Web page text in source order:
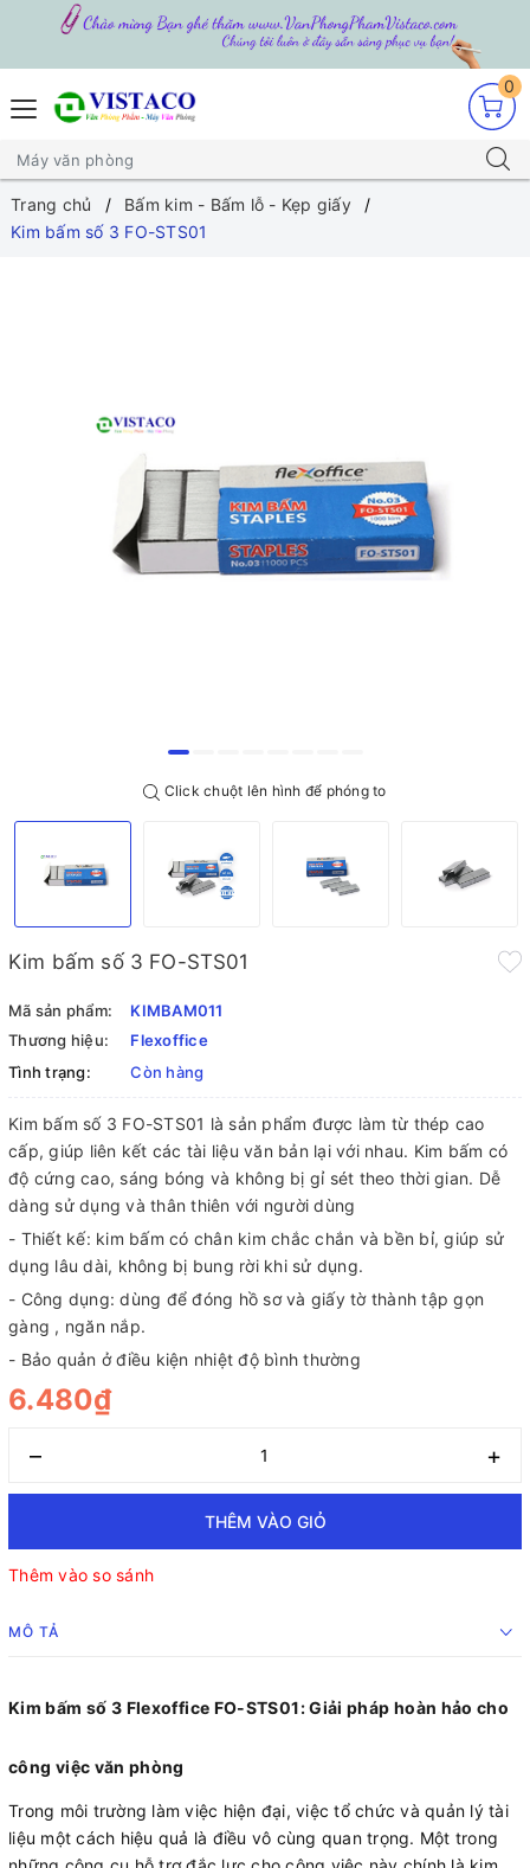
0
Trang chủ
Bấm kim - Bấm lỗ - Kẹp giấy
Kim bấm số 3 FO-STS01
Click chuột lên hình để phóng to
Kim bấm số 3 FO-STS01
Mã sản phẩm:
KIMBAM011
Thương hiệu:
Flexoffice
Tình trạng:
Còn hàng
Kim bấm số 3 FO-STS01 là sản phẩm được làm từ thép cao
cấp, giúp liên kết các tài liệu văn bản lại với nhau. Kim bấm có
độ cứng cao, sáng bóng và không bị gỉ sét theo thời gian. Dễ
dàng sử dụng và thân thiên với người dùng
- Thiết kế: kim bấm có chân kim chắc chắn và bền bỉ, giúp sử
dụng lâu dài, không bị bung rời khi sử dụng.
- Công dụng: dùng để đóng hồ sơ và giấy tờ thành tập gọn
gàng , ngăn nắp.
- Bảo quản ở điều kiện nhiệt độ bình thường
6.480₫
– +
THÊM VÀO GIỎ
Thêm vào so sánh
MÔ TẢ
Kim bấm số 3 Flexoffice FO-STS01: Giải pháp hoàn hảo cho
công việc văn phòng
Trong môi trường làm việc hiện đại, việc tổ chức và quản lý tài
liệu một cách hiệu quả là điều vô cùng quan trọng. Một trong